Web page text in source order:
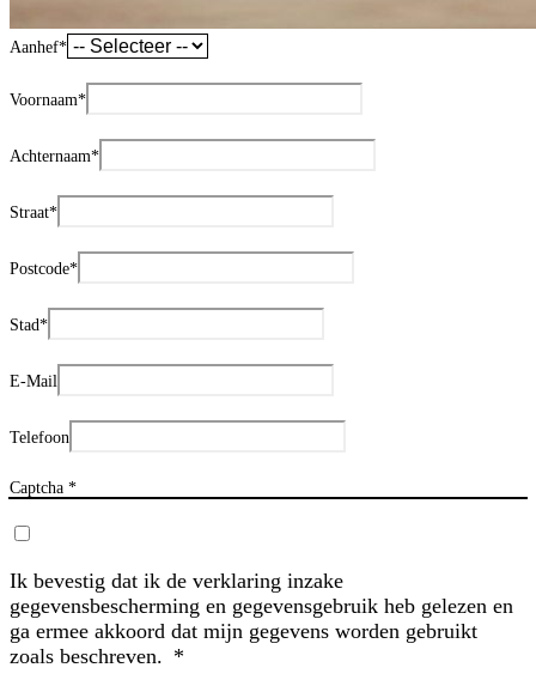
Aanhef*
Voornaam*
Achternaam*
Straat*
Postcode*
Stad*
E-Mail
Telefoon
Captcha *
Ik bevestig dat ik de verklaring inzake
gegevensbescherming en gegevensgebruik heb gelezen en
ga ermee akkoord dat mijn gegevens worden gebruikt
zoals beschreven.